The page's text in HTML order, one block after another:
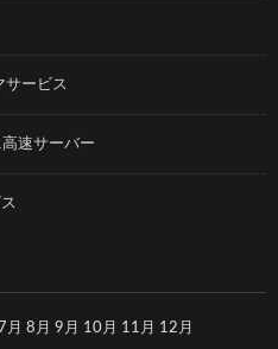
サービス
高速サーバー
7月 8月 9月 10月 11月 12月